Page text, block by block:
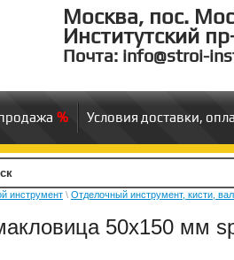
Москва, пос.
Институтский
Почта: info@stroi-
Условия доставки,
инструмент \ Отделочный инструмент, кисти,
50х150 мм